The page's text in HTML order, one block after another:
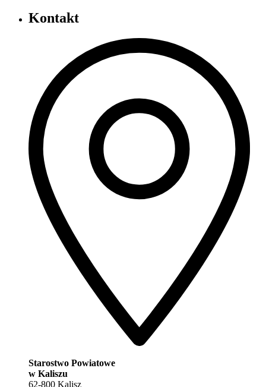
Kontakt
Starostwo Powiatowe
w Kaliszu
62-800 Kalisz